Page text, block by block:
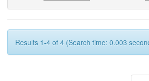
Results 1-4 of 4 (Search time: 0.003